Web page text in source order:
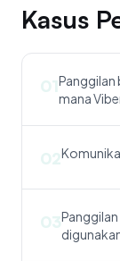
Kasus
01Panggilan
mana
02
03